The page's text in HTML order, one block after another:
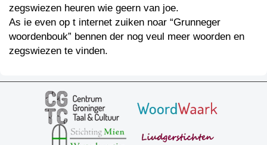
zegswiezen heuren wie geern van joe.
As ie even op t internet zuiken noar “Grunneger
woordenbouk” bennen der nog veul meer woorden en
zegswiezen te vinden.